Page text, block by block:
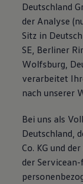
Deutschland
der Analyse
Sitz in
SE, Berliner
Wolfsburg,
verarbeitet
nach unserer
Bei uns als
Deutschland,
Co. KG und
der